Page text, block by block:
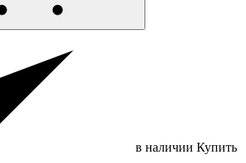
в наличии Купить